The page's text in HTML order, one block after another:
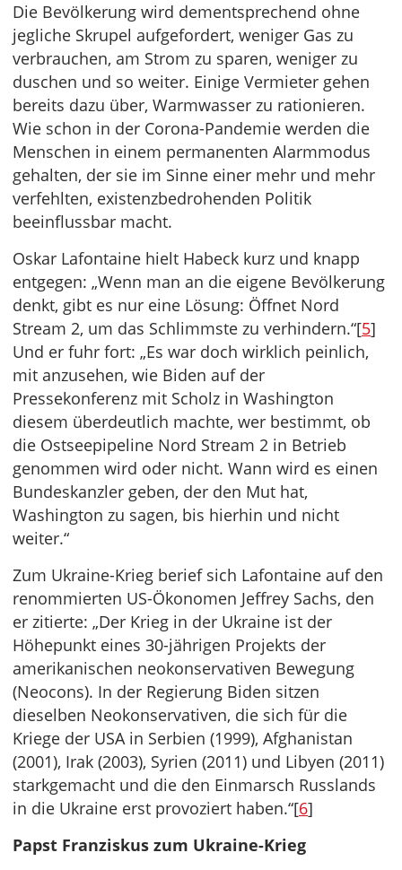
Die Bevölkerung wird dementsprechend ohne
jegliche Skrupel aufgefordert, weniger Gas zu
verbrauchen, am Strom zu sparen, weniger zu
duschen und so weiter. Einige Vermieter gehen
bereits dazu über, Warmwasser zu rationieren.
Wie schon in der Corona-Pandemie werden die
Menschen in einem permanenten Alarmmodus
gehalten, der sie im Sinne einer mehr und mehr
verfehlten, existenzbedrohenden Politik
beeinflussbar macht.
Oskar Lafontaine hielt Habeck kurz und knapp
entgegen: „Wenn man an die eigene Bevölkerung
denkt, gibt es nur eine Lösung: Öffnet Nord
Stream 2, um das Schlimmste zu verhindern.“[5]
Und er fuhr fort: „Es war doch wirklich peinlich,
mit anzusehen, wie Biden auf der
Pressekonferenz mit Scholz in Washington
diesem überdeutlich machte, wer bestimmt, ob
die Ostseepipeline Nord Stream 2 in Betrieb
genommen wird oder nicht. Wann wird es einen
Bundeskanzler geben, der den Mut hat,
Washington zu sagen, bis hierhin und nicht
weiter.“
Zum Ukraine-Krieg berief sich Lafontaine auf den
renommierten US-Ökonomen Jeffrey Sachs, den
er zitierte: „Der Krieg in der Ukraine ist der
Höhepunkt eines 30-jährigen Projekts der
amerikanischen neokonservativen Bewegung
(Neocons). In der Regierung Biden sitzen
dieselben Neokonservativen, die sich für die
Kriege der USA in Serbien (1999), Afghanistan
(2001), Irak (2003), Syrien (2011) und Libyen (2011)
starkgemacht und die den Einmarsch Russlands
in die Ukraine erst provoziert haben.“[6]
Papst Franziskus zum Ukraine-Krieg